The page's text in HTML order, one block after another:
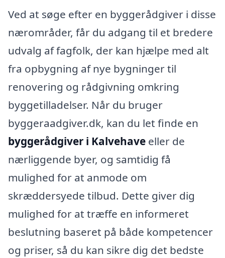
Ved at søge efter en byggerådgiver i disse
nærområder, får du adgang til et bredere
udvalg af fagfolk, der kan hjælpe med alt
fra opbygning af nye bygninger til
renovering og rådgivning omkring
byggetilladelser. Når du bruger
byggeraadgiver.dk, kan du let finde en
byggerådgiver i Kalvehave eller de
nærliggende byer, og samtidig få
mulighed for at anmode om
skræddersyede tilbud. Dette giver dig
mulighed for at træffe en informeret
beslutning baseret på både kompetencer
og priser, så du kan sikre dig det bedste